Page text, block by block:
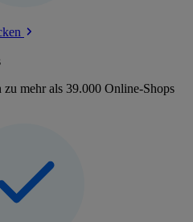
mehr als 39.000 Online-Shops